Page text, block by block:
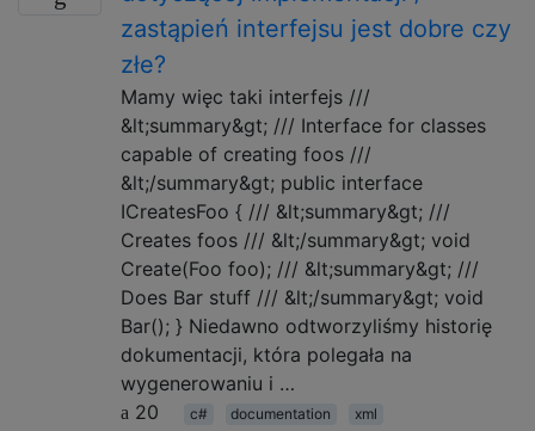
zastąpień interfejsu jest dobre czy
złe?
Mamy więc taki interfejs ///
&lt;summary&gt; /// Interface for classes
capable of creating foos ///
&lt;/summary&gt; public interface
ICreatesFoo { /// &lt;summary&gt; ///
Creates foos /// &lt;/summary&gt; void
Create(Foo foo); /// &lt;summary&gt; ///
Does Bar stuff /// &lt;/summary&gt; void
Bar(); } Niedawno odtworzyliśmy historię
dokumentacji, która polegała na
wygenerowaniu i …
20
c# documentation
xml